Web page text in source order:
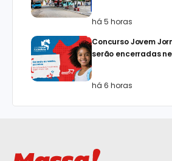
há 5 horas
Concurso Jovem
serão encerradas
há 6 horas